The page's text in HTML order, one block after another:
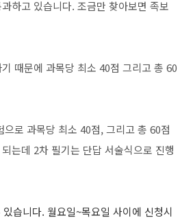
하고 있습니다. 조금만 찾아보면 족보
때문에 과목당 최소 40점 그리고 총 60
로 과목당 최소 40점, 그리고 총 60점
는데 2차 필기는 단답 서술식으로 진행
습니다. 월요일~목요일 사이에 신청시